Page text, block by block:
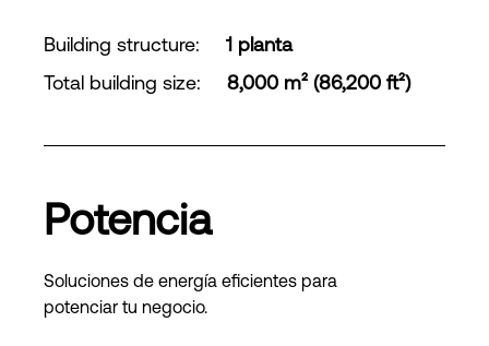
Building structure:
1 planta
Total building size: 8,000 m² (86,200 ft²)
Potencia
Soluciones de energía eficientes para
potenciar tu negocio.